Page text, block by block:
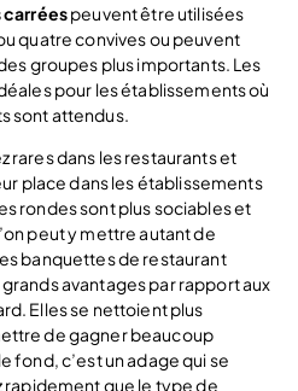
peuvent être utilisées
quatre convives ou peuvent
groupes plus importants. Les
pour les établissements où
sont attendus.
rares dans les restaurants et
place dans les établissements
rondes sont plus sociables et
peut y mettre autant de
banquettes de restaurant
avantages par rapport aux
Elles se nettoient plus
de gagner beaucoup
fond, c’est un adage qui se
rapidement que le type de